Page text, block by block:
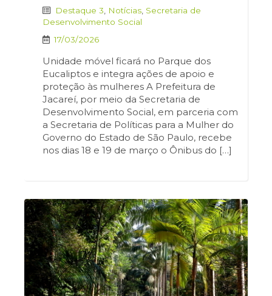
Destaque 3 Notícias Secretaria de
Desenvolvimento Social
17/03/2026
Unidade móvel ficará no Parque dos
Eucaliptos e integra ações de apoio e
proteção às mulheres A Prefeitura de
Jacareí, por meio da Secretaria de
Desenvolvimento Social, em parceria com
a Secretaria de Políticas para a Mulher do
Governo do Estado de São Paulo, recebe
nos dias 18 e 19 de março o Ônibus do […]